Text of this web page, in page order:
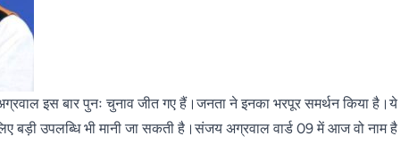
इस बार पुनः चुनाव जीत गए हैं।जनता ने इनका भरपूर समर्थन किया है।ये
बड़ी उपलब्धि भी मानी जा सकती है।संजय अग्रवाल वार्ड 09 में आज वो नाम है